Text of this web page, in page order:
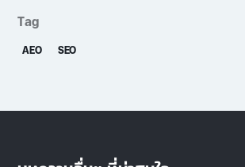
Tag
AEO SEO